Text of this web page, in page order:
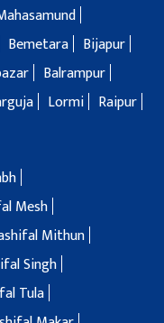
Bemetara
Bijapur
Balrampur
Lormi
Raipur
Mesh
Mithun
Singh
Tula